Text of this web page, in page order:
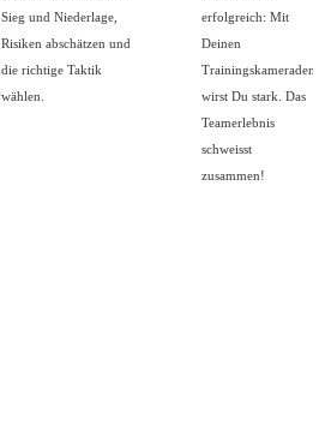
Sieg und Niederlage,
Risiken abschätzen und
die richtige Taktik
wählen.
erfolgreich: Mit
Deinen
Trainingskameraden
wirst Du stark. Das
Teamerlebnis
schweisst
zusammen!